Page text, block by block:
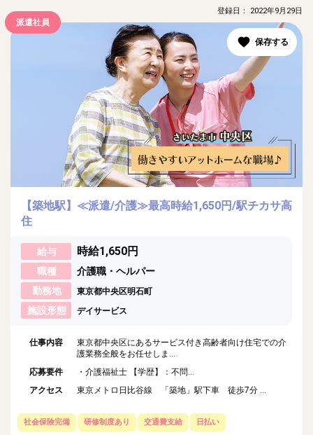
派遣社員
登録日： 2022年9月29日
【築地駅】≪派遣/介護≫最高時給1,650円/駅チカサ高
住
給与 時給1,650円
職種
介護職・ヘルパー
勤務地
東京都中央区明石町
施設形態 デイサービス
仕事内容
東京都中央区にあるサービス付き高齢者向け住宅での介
護業務全般をお任せしま...
応募要件
・介護福祉士 【学歴】：不問...
アクセス
東京メトロ日比谷線 「築地」駅下車 徒歩7分 ...
社会保険完備 研修制度あり 交通費支給 日払い